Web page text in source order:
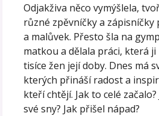
Odjakživa něco vymýšlela,
různé zpěvníčky a zápisníčky
a malůvek. Přesto šla na
matkou a dělala práci, která ji
tisíce žen její doby. Dnes má
kterých přináší radost a
kteří chtějí. Jak to celé
své sny? Jak přišel nápad?